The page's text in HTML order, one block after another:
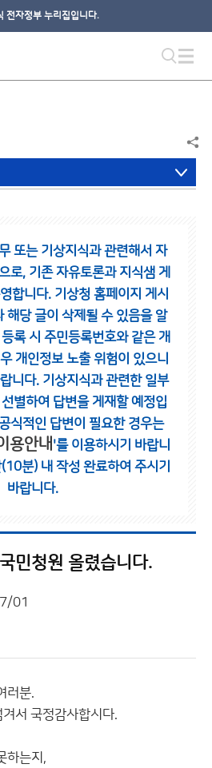
전자정부 누리집입니다.
또는 기상지식과 관련해서 자
로, 기존 자유토론과 지식샘 게
합니다. 기상청 홈페이지 게시
해당 글이 삭제될 수 있음을 알
록 시 주민등록번호와 같은 개
개인정보 노출 위험이 있으니
니다. 기상지식과 관련한 일부
별하여 답변을 게재할 예정입
식적인 답변이 필요한 경우는
용안내 '를 이용하시기 바랍니
분) 내 작성 완료하여 주시기
바랍니다.
민청원 올렸습니다.
01
러분.
서 국정감사합시다.
하는지,